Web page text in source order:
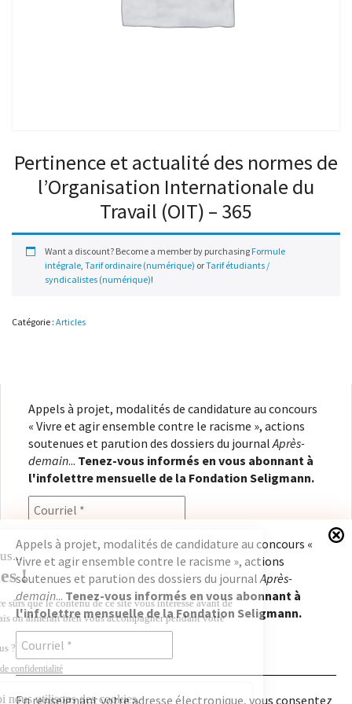
Pertinence et actualité des normes de
l’Organisation Internationale du
Travail (OIT) – 365
Want a discount? Become a member by purchasing Formule
intégrale, Tarif ordinaire (numérique) orTarif étudiants /
syndicalistes (numérique)!
Catégorie : Articles
Appels à projet, modalités de candidature au concours
« Vivre et agir ensemble contre le racisme », actions
soutenues et parution des dossiers du journalAprès-
demain... Tenez-vous informés en vous abonnant à
l'infolettre mensuelle de la Fondation Seligmann.
En renseignant votre adresse électronique, vous
consentez à recevoir l'infolettre de la Fondation
Seligmann, conformément à notrepolitique de
confidentialité. Il vous sera possible de vous
désabonner à tout moment.
Appels à projet, modalités de candidature au concours «
Vivre et agir ensemble contre le racisme », actions
soutenues et parution des dossiers du journalAprès-
demain... Tenez-vous informés en vous abonnant à
l'infolettre mensuelle de la Fondation Seligmann.
En renseignant votre adresse électronique, vous consentez